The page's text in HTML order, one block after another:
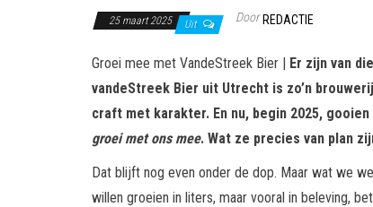
25 maart 2025 Uit Door REDACTIE
Groei mee met VandeStreek Bier | Er zijn van
vandeStreek Bier uit Utrecht is zo’n
craft met karakter. En nu, begin 2025,
groei met ons mee. Wat ze precies van plan
Dat blijft nog even onder de dop. Maar wat we
willen groeien in liters, maar vooral in beleving,